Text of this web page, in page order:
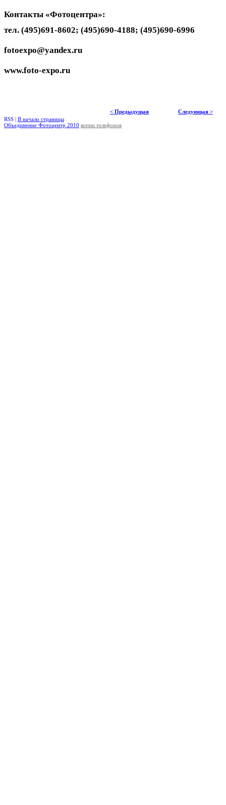
Контакты «Фотоцентра»:
тел. (495)691-8602; (495)690-4188; (495)690-6996
fotoexpo@yandex.ru
www.foto-expo.ru
< Предыдущая
Следующая >
RSS | В начало страницы
Объединение Фотоцентр 2010 копии телефонов